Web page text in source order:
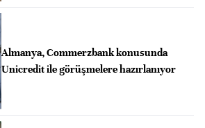
Almanya, Commerzbank konusunda
Unicredit ile görüşmelere hazırlanıyor